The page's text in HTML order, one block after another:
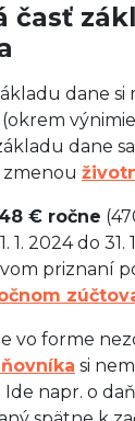
časť
dane si
dane
zmenou
€ ročne
1. 2024 do 31.
priznaní
vo forme
si
napr. o